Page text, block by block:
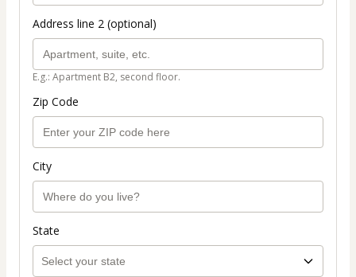
Address line 2 (optional)
E.g.: Apartment B2, second floor.
Zip Code
City
State